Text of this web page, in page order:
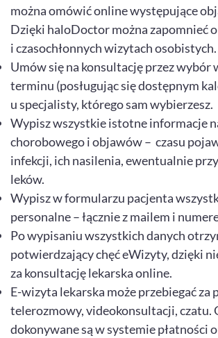
można omówić online występujące
Dzięki haloDoctor można zapomnieć
i czasochłonnych wizytach
Umów się na konsultację przez wybór
terminu (posługując się dostępnym
u specjalisty, którego sam wybierzesz.
Wypisz wszystkie istotne informacje
chorobowego i objawów – czasu
infekcji, ich nasilenia, ewentualnie
leków.
Wypisz w formularzu pacjenta
personalne – łącznie z mailem i
Po wypisaniu wszystkich danych
potwierdzający chęć eWizyty, dzięki
za konsultację lekarska online.
E-wizyta lekarska może przebiegać za
telerozmowy, videokonsultacji, czatu.
dokonywane są w systemie płatności